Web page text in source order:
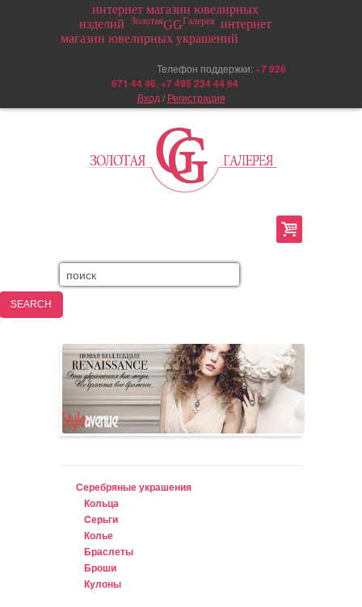
интернет магазин ювелирных
изделий
ЗолотаяGGГалерея интернет
магазин ювелирных украшений
Телефон поддержки: +7 926
671 44 46, +7 495 234 44 64
Вход / Регистрация
Серебряные украшения
Кольца
Cерьги
Колье
Браслеты
Броши
Кулоны